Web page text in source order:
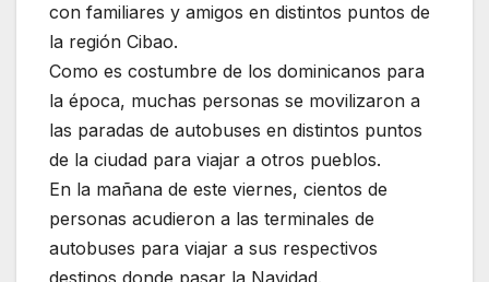
con familiares y amigos en distintos puntos de
la región Cibao.
Como es costumbre de los dominicanos para
la época, muchas personas se movilizaron a
las paradas de autobuses en distintos puntos
de la ciudad para viajar a otros pueblos.
En la mañana de este viernes, cientos de
personas acudieron a las terminales de
autobuses para viajar a sus respectivos